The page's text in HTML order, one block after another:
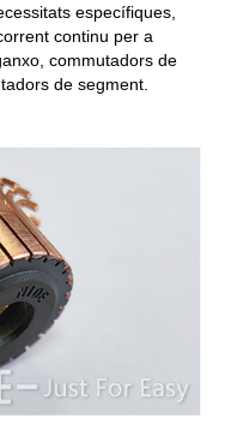
específiques,
continu per a
commutadors de
de segment.